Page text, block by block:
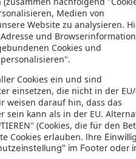
spart Zeit und Geld. Nutzen